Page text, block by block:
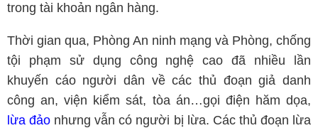
trong tài khoản ngân hàng.
Thời gian qua, Phòng An ninh mạng và Phòng, chống
tội phạm sử dụng công nghệ cao đã nhiều lần
khuyến cáo người dân về các thủ đoạn giả danh
công an, viện kiểm sát, tòa án…gọi điện hăm dọa,
lừa đảo nhưng vẫn có người bị lừa. Các thủ đoạn lừa